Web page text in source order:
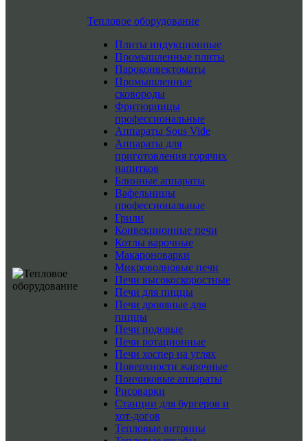
Тепловое оборудование
Плиты индукционные
Промышленные плиты
Пароконвектоматы
Промышленные
сковороды
Фритюрницы
профессиональные
Аппараты Sous Vide
Аппараты для
приготовления горячих
напитков
Блинные аппараты
Вафельницы
профессиональные
Грили
Конвекционные печи
Котлы варочные
Макароноварки
Микроволновые печи
Печи высокоскоростные
Печи для пиццы
Печи дровяные для
пиццы
Печи подовые
Печи ротационные
Печи хоспер на углях
Поверхности жарочные
Пончиковые аппараты
Рисоварки
Станции для бургеров и
хот-догов
Тепловые витрины